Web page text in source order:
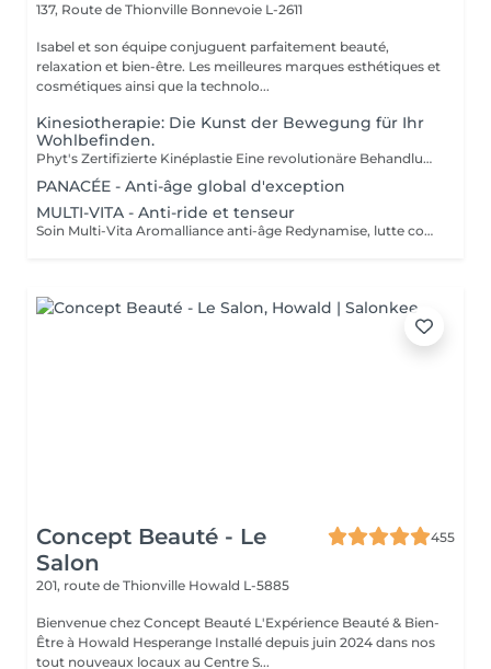
137, Route de Thionville Bonnevoie L-2611
Isabel et son équipe conjuguent parfaitement beauté,
relaxation et bien-être. Les meilleures marques esthétiques et
cosmétiques ainsi que la technolo...
Kinesiotherapie: Die Kunst der Bewegung für Ihr
Wohlbefinden.
Phyt's Zertifizierte Kinéplastie Eine revolutionäre Behandlung, die Physiotherapie und natürliche Produkte kombiniert, um einen sanften und zugleich effektiven Ansatz für Schönheit zu bieten. Verwendet manuelle Techniken und biologische Produkte, um die Haut tiefgehend zu stimulieren, ganz ohne Chemikalien oder invasive Eingriffe. Jede Sitzung ist speziell auf Ihre individuellen Bedürfnisse abgestimmt und zielt auf Faszien und Muskeln ab, um eine maßgeschneiderte Lösung zu bieten, die sich perfekt an Ihre Haut anpasst. Sauerstoffzufuhr und Regeneration: Fördert die Blutzirkulation und die Zellregeneration, um die Elastizität und Festigkeit der Haut zu verbessern, wodurch Ihre Haut sichtbar jünger und straffer wirkt. Sofortige Ergebnisse: Erreichen Sie sichtbare Effekte bereits nach der ersten Sitzung mit deutlicher Straffung und Tonisierung. Jede Behandlung ist in Einzelampullen verpackt, um perfekte Hygiene, optimale Frische bei jeder Anwendung und präzise Dosierung sicherzustellen. Kosmetikerinnen Fatima Lisete Marie Francesca Die Phyt's Zertifizierte Kinéplastie ist mehr als nur eine Behandlung sie bietet greifbare Ergebnisse für die Gesundheit Ihrer Haut. Gönnen Sie sich diese Expertentherapie und enthüllen Sie revitalisierte, strahlende Haut mit der Unterstützung unserer erfahrenen Kosmetikerinnen.
PANACÉE - Anti-âge global d'exception
MULTI-VITA - Anti-ride et tenseur
Soin Multi-Vita Aromalliance anti-âge Redynamise, lutte contre le vieillissement de la peau Le Soin Multi-Vita certifié bio est un soin multivitaminé redynamisant aux actifs puissants luttant contre les signes du vieillissement cutané de tous les types de peaux matures. Ambiance feutrée, senteurs subtiles et épicées pour ce soin anti-âge. Tout commence par un nettoyage de la peau, suivi du modelage aux huiles bio précieuses anti-âge. Véritable soin tenseur anti-âge, son modelage exclusif aux baguettes cible précisément les rides pour une action renforcée. Les tissus sont stimulés, remodelés, les échanges relancés. Relaxation intense lors de la pose du masque, qui précède l'application de la Crème Absolue certifiée bio, pour une beauté à son apogée. Convient pour : Tous types de peaux matures
Concept Beauté - Le
Salon
455
201, route de Thionville Howald L-5885
Bienvenue chez Concept Beauté L'Expérience Beauté & Bien-
Être à Howald Hesperange Installé depuis juin 2024 dans nos
tout nouveaux locaux au Centre S...